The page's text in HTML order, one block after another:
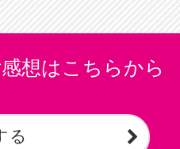
想はこちらから
る